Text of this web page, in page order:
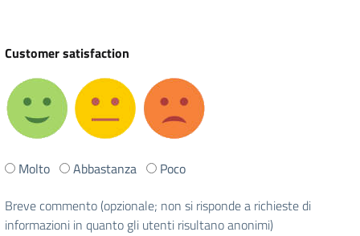
Customer satisfaction
Ti
stata
utile
Molto Abbastanza
Poco
Breve commento (opzionale; non si risponde a richieste di
informazioni in quanto gli utenti risultano anonimi)